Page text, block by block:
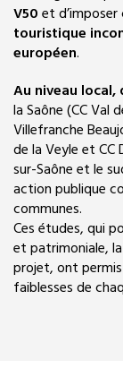
V50et
touristique
européen.
Au niveau local,
la Saône (CC Val
Villefranche
de la Veyle et CC
sur-Saône et le
action publique
communes.
Ces études, qui
et patrimoniale,
projet, ont
faiblesses de